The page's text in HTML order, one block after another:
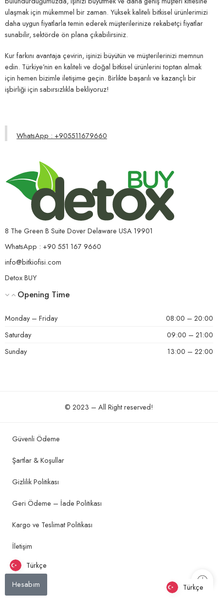
ulaşmak için mükemmel bir zaman. Yüksek kaliteli bitkisel ürünlerimizi
daha uygun fiyatlarla temin ederek müşterilerinize rekabetçi fiyatlar
sunabilir, sektörde ön plana çıkabilirsiniz.
Kur farkını avantaja çevirin, işinizi büyütün ve müşterilerinizi memnun
edin. Türkiye’nin en kaliteli ve doğal bitkisel ürünlerini toptan almak
için hemen bizimle iletişime geçin. Birlikte başarılı ve kazançlı bir
işbirliği için sabırsızlıkla bekliyoruz!
WhatsApp : +905511679660
8 The Green B Suite Dover Delaware USA 19901
WhatsApp : +90 551 167 9660
info@bitkiofisi.com
Detox BUY
Opening Time
Monday – Friday
08:00 – 20:00
Saturday
09:00 – 21:00
Sunday
13:00 – 22:00
© 2023 – All Right reserved!
Güvenli Ödeme
Şartlar & Koşullar
Gizlilik Politikası
Geri Ödeme – İade Politikası
Kargo ve Teslimat Politikası
İletişim
Türkçe
Hesabım Türkçe
Türkçe